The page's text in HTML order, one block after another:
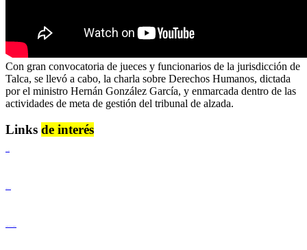
Con gran convocatoria de jueces y funcionarios de la jurisdicción de
Talca, se llevó a cabo, la charla sobre Derechos Humanos, dictada
por el ministro Hernán González García, y enmarcada dentro de las
actividades de meta de gestión del tribunal de alzada.
Links de interés